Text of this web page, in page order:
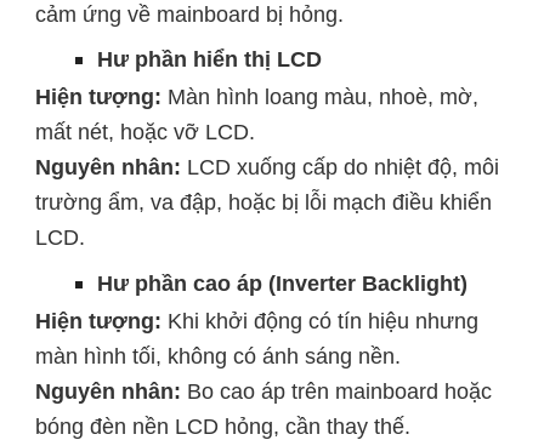
cảm ứng về mainboard bị hỏng.
Hư phần hiển thị LCD
Hiện tượng: Màn hình loang màu, nhoè, mờ,
mất nét, hoặc vỡ LCD.
Nguyên nhân: LCD xuống cấp do nhiệt độ, môi
trường ẩm, va đập, hoặc bị lỗi mạch điều khiển
LCD.
Hư phần cao áp (Inverter Backlight)
Hiện tượng: Khi khởi động có tín hiệu nhưng
màn hình tối, không có ánh sáng nền.
Nguyên nhân: Bo cao áp trên mainboard hoặc
bóng đèn nền LCD hỏng, cần thay thế.